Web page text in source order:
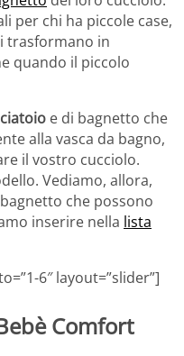
per chi ha piccole case,
trasformano in
quando il piccolo
e di bagnetto che
alla vasca da bagno,
il vostro cucciolo.
Vediamo, allora,
che possono
inserire nella lista
6″ layout=”slider”]
Comfort